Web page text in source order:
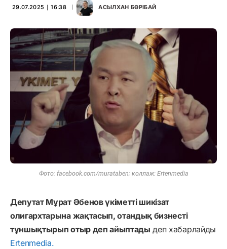
29.07.2025 ∣ 16:38 АСЫЛХАН БӨРІБАЙ
Фото: facebook.com/murataben; коллаж: Ertenmedia
Депутат Мұрат Әбенов үкіметті шикізат
олигархтарына жақтасып, отандық бизнесті
тұншықтырып отыр деп айыптады деп хабарлайды
Ertenmedia.